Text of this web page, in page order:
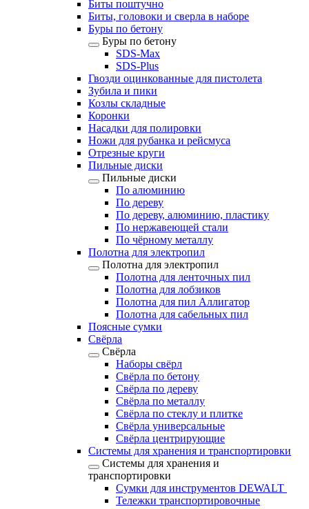
Биты поштучно
Биты, головоки и сверла в наборе
Буры по бетону
Буры по бетону
SDS-Max
SDS-Plus
Гвозди оцинкованные для пистолета
Зубила и пики
Козлы складные
Коронки
Насадки для полировки
Ножи для рубанка и рейсмуса
Отрезные круги
Пильные диски
Пильные диски
По алюминию
По дереву
По дереву, алюминию, пластику
По нержавеющей стали
По чёрному металлу
Полотна для электропил
Полотна для электропил
Полотна для ленточных пил
Полотна для лобзиков
Полотна для пил Аллигатор
Полотна для сабельных пил
Поясные сумки
Свёрла
Свёрла
Наборы свёрл
Свёрла по бетону
Свёрла по дереву
Свёрла по металлу
Свёрла по стеклу и плитке
Свёрла универсальные
Свёрла центрирующие
Системы для хранения и транспортировки
Системы для хранения и
транспортировки
Сумки для инструментов DEWALT
Тележки транспортировочные